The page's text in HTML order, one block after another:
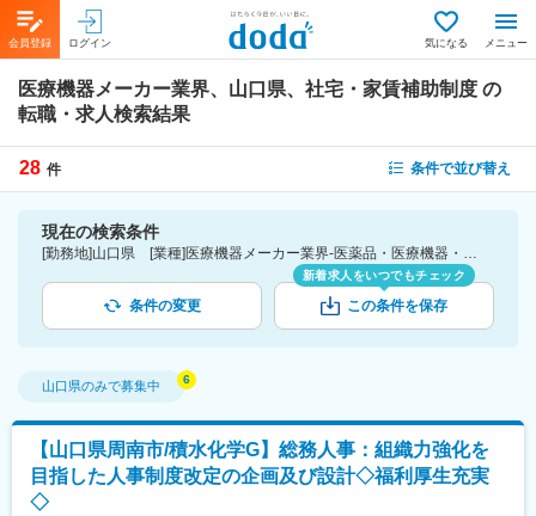
会員登録 ログイン 気になる メニュー
医療機器メーカー業界、山口県、社宅・家賃補助制度 の
転職・求人検索結果
28 件 条件で並び替え
現在の検索条件
[勤務地]山口県 [業種]医療機器メーカー業界-医薬品・医療機器・ライフサイエンス・医療系サービス [詳細条件](待遇・福利厚生)社宅・家賃補助制度
条件の変更
新着求人をいつでもチェック
この条件を保存
山口県のみで募集中
【山口県周南市/積水化学G】総務人事：組織力強化を
目指した人事制度改定の企画及び設計◇福利厚生充実
◇